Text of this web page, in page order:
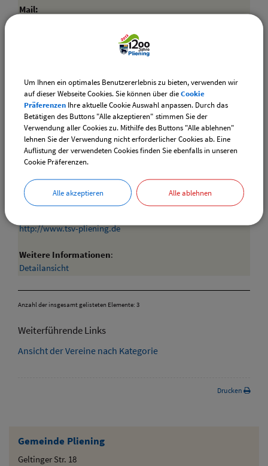
Gemeinde Pliening
Geltinger Str. 18
Mail:
Weitere Informationen:
Detailansicht
TSV Pliening - Landsham e.V.
Sebastian Halemba
85652 Pliening
Mobil: 0179-7972034
vorstand@tsv-pliening.de
http://www.tsv-pliening.de
Weitere Informationen:
Detailansicht
Anzahl der insgesamt gelisteten Elemente: 3
Weiterführende Links
Ansicht der Vereine nach Kategorie
Drucken
Um Ihnen ein optimales Benutzererlebnis zu bieten, verwenden wir
auf dieser Webseite Cookies. Sie können über dieCookie
Präferenzen Ihre aktuelle Cookie Auswahl anpassen. Durch das
Betätigen des Buttons "Alle akzeptieren" stimmen Sie der
Verwendung aller Cookies zu. Mithilfe des Buttons "Alle ablehnen"
lehnen Sie der Verwendung nicht erforderlicher Cookies ab. Eine
Auflistung der verwendeten Cookies finden Sie ebenfalls in unseren
Cookie Präferenzen.
Alle akzeptieren Alle ablehnen